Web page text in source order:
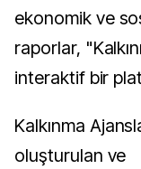
ekonomik ve
raporlar,
interaktif bir
Kalkınma
oluşturulan ve